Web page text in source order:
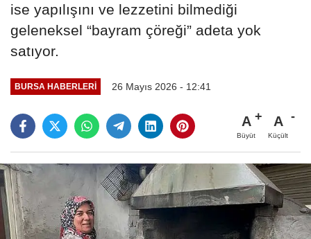
ise yapılışını ve lezzetini bilmediği
geleneksel “bayram çöreği” adeta yok
satıyor.
BURSA HABERLERI 26 Mayıs 2026 - 12:41
A
Büyüt
A
Küçült